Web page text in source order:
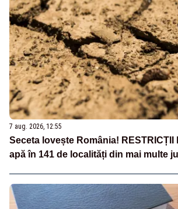
7 aug. 2026, 12:55
Seceta lovește România!
apă în 141 de localități din mai multe